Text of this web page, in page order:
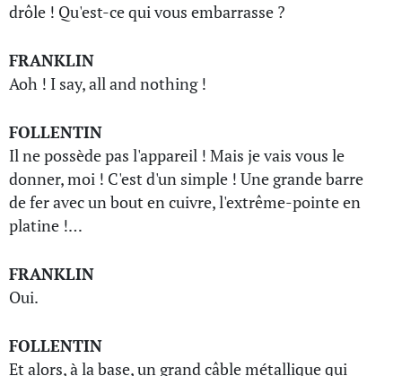
drôle ! Qu'est-ce qui vous embarrasse ?
FRANKLIN
Aoh ! I say, all and nothing !
FOLLENTIN
Il ne possède pas l'appareil ! Mais je vais vous le
donner, moi ! C'est d'un simple ! Une grande barre
de fer avec un bout en cuivre, l'extrême-pointe en
platine !…
FRANKLIN
Oui.
FOLLENTIN
Et alors, à la base, un grand câble métallique qui